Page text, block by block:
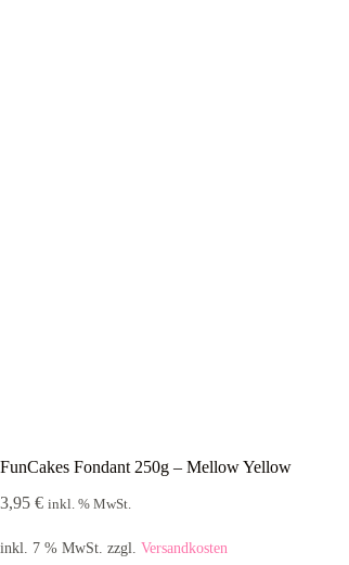
FunCakes Fondant 250g – Mellow Yellow
3,95 € inkl. % MwSt.
inkl. 7 % MwSt. zzgl. Versandkosten